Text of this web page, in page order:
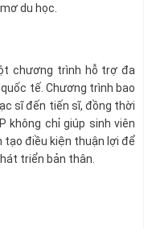
du học.
chương trình hỗ trợ đa
tế. Chương trình bao
sĩ đến tiến sĩ, đồng thời
không chỉ giúp sinh viên
tạo điều kiện thuận lợi để
triển bản thân.